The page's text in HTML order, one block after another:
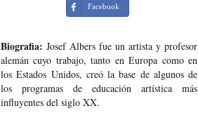
Facebook
Biografia: Josef Albers fue un artista y profesor
alemán cuyo trabajo, tanto en Europa como en
los Estados Unidos, creó la base de algunos de
los programas de educación artística más
influyentes del siglo XX.